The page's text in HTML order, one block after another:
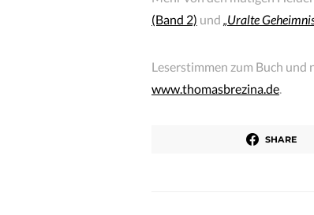
(Band 2) und „Uralte
Leserstimmen zum Buch
www.thomasbrezina.de.
SHARE